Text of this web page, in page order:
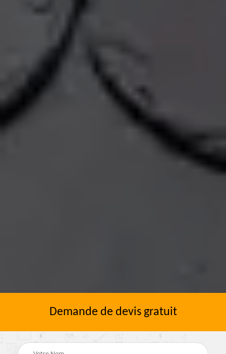
Demande de devis gratuit